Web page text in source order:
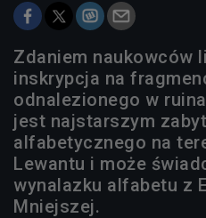
Zdaniem naukowców
inskrypcja na
odnalezionego w
jest najstarszym
alfabetycznego na
Lewantu i może
wynalazku alfabetu z
Mniejszej.